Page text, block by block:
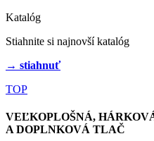
Katalóg
Stiahnite si najnovší katalóg
→ stiahnuť
TOP
VEĽKOPLOŠNÁ,
A DOPLNKOVÁ TLAČ